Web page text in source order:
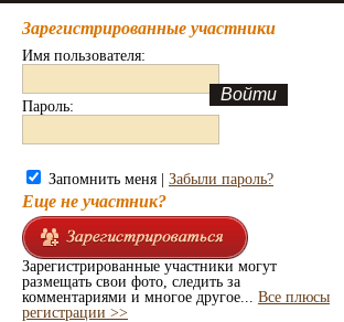
Зарегистрированные участники
Имя пользователя:
Пароль:
Запомнить меня | Забыли пароль?
Еще не участник?
Зарегистрированные участники могут
размещать свои фото, следить за
комментариями и многое другое... Все плюсы
регистрации >>